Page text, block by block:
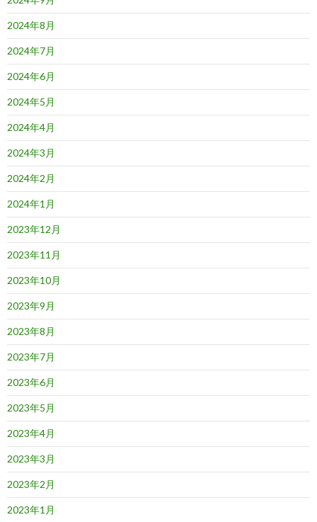
2024年8月
2024年7月
2024年6月
2024年5月
2024年4月
2024年3月
2024年2月
2024年1月
2023年12月
2023年11月
2023年10月
2023年9月
2023年8月
2023年7月
2023年6月
2023年5月
2023年4月
2023年3月
2023年2月
2023年1月